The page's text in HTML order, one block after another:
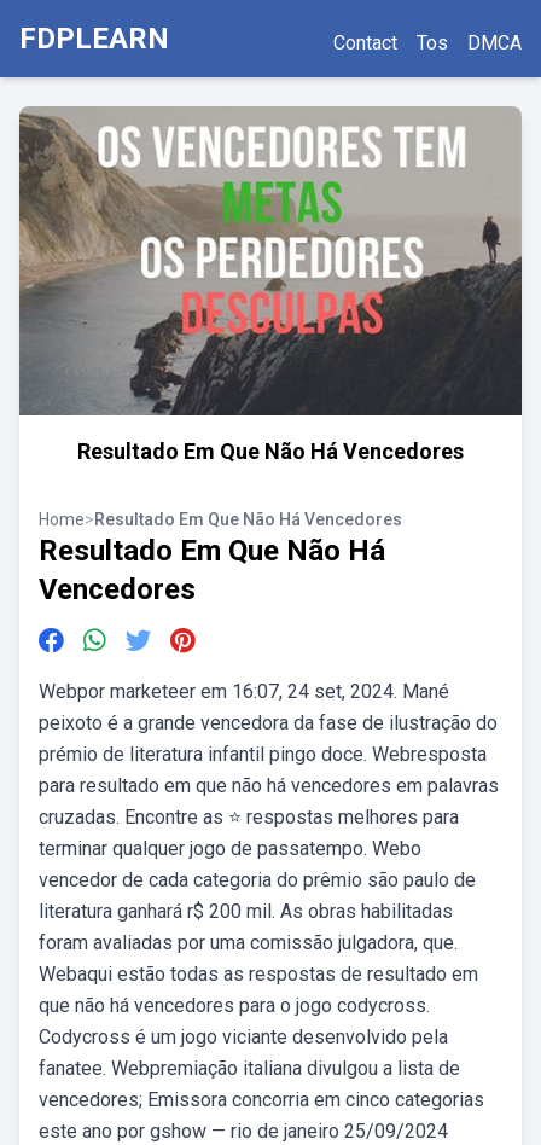
FDPLEARN Contact Tos DMCA
Resultado Em Que Não Há Vencedores
Home>Resultado Em Que Não Há Vencedores
Resultado Em Que Não Há
Vencedores
Webpor marketeer em 16:07, 24 set, 2024. Mané
peixoto é a grande vencedora da fase de ilustração do
prémio de literatura infantil pingo doce. Webresposta
para resultado em que não há vencedores em palavras
cruzadas. Encontre as ⭐ respostas melhores para
terminar qualquer jogo de passatempo. Webo
vencedor de cada categoria do prêmio são paulo de
literatura ganhará r$ 200 mil. As obras habilitadas
foram avaliadas por uma comissão julgadora, que.
Webaqui estão todas as respostas de resultado em
que não há vencedores para o jogo codycross.
Codycross é um jogo viciante desenvolvido pela
fanatee. Webpremiação italiana divulgou a lista de
vencedores; Emissora concorria em cinco categorias
este ano por gshow — rio de janeiro 25/09/2024